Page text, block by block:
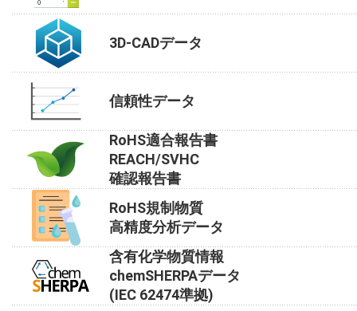
3D-CADデータ
信頼性データ
RoHS適合報告書
REACH/SVHC
確認報告書
RoHS規制物質
高精度分析データ
含有化学物質情報
chemSHERPAデータ
(IEC 62474準拠)